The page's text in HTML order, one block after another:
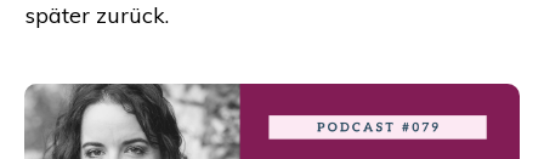
später zurück.